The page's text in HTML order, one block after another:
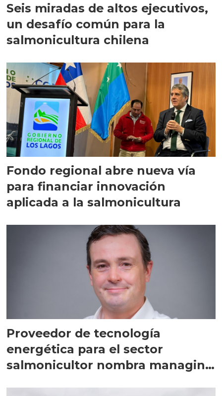
Seis miradas de altos ejecutivos,
un desafío común para la
salmonicultura chilena
Fondo regional abre nueva vía
para financiar innovación
aplicada a la salmonicultura
Proveedor de tecnología
energética para el sector
salmonicultor nombra managing